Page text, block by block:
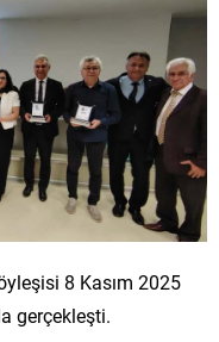
8 Kasım 2025
gerçekleşti.